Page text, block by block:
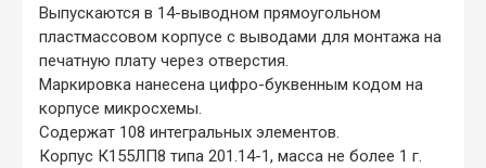
Выпускаются в 14-выводном прямоугольном
пластмассовом корпусе с выводами для монтажа на
печатную плату через отверстия.
Маркировка нанесена цифро-буквенным кодом на
корпусе микросхемы.
Содержат 108 интегральных элементов.
Корпус К155ЛП8 типа 201.14-1, масса не более 1 г.